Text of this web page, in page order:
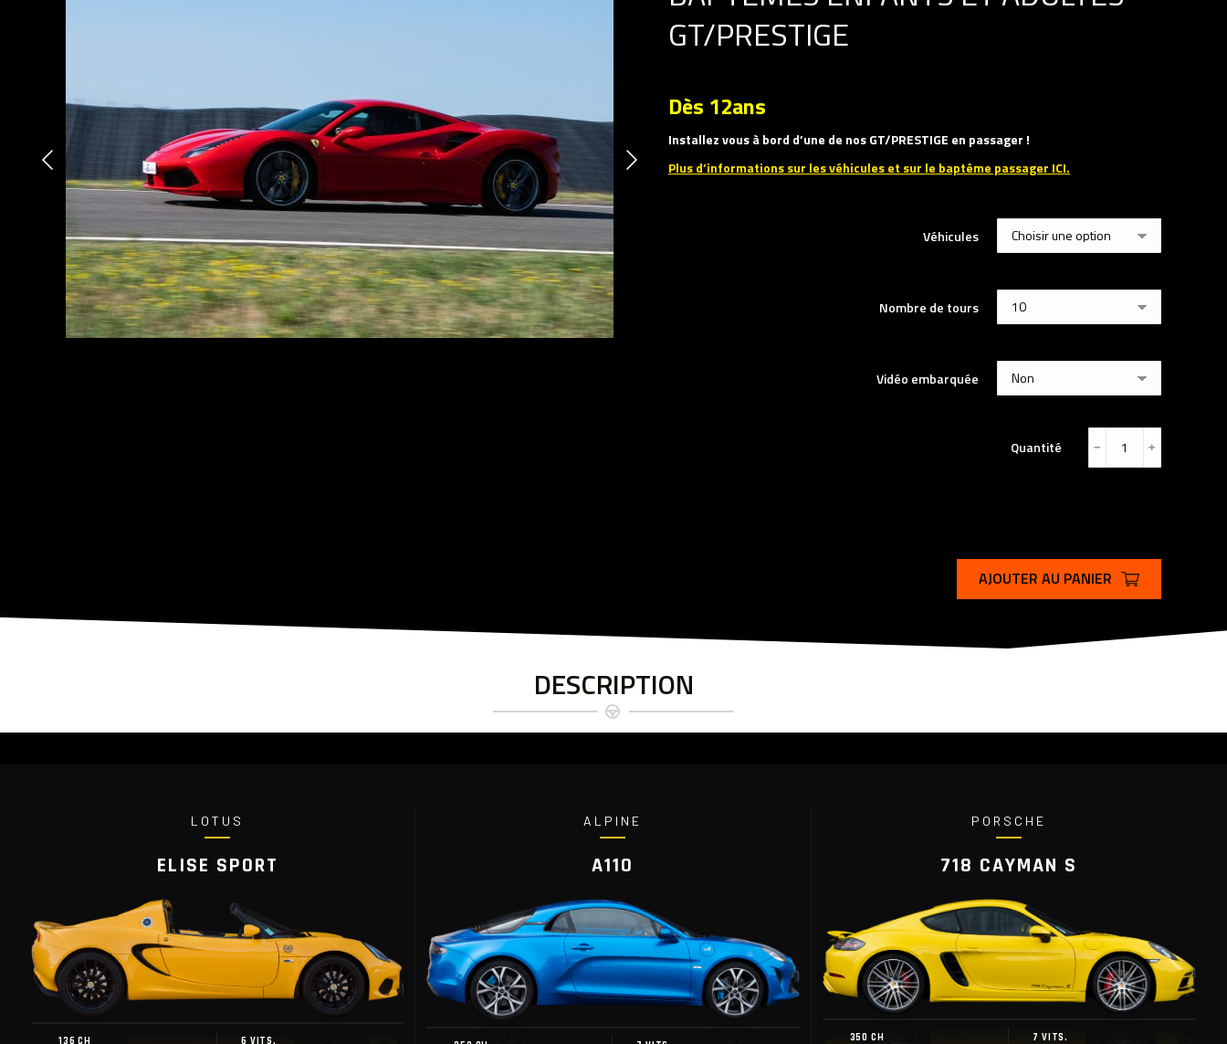
GT/PRESTIGE
Dès 12ans
Installez vous à bord d’une de nos GT/PRESTIGE en passager !
Plus d’informations sur les véhicules et sur le baptême passager ICI.
Véhicules
Nombre de tours
Vidéo embarquée
Quantité ﹣ ﹢
AJOUTER AU PANIER
DESCRIPTION
LOTUS
ELISE SPORT
136 CH 6 VITS.
ALPINE
A110
PORSCHE
718 CAYMAN S
350 CH 7 VITS.